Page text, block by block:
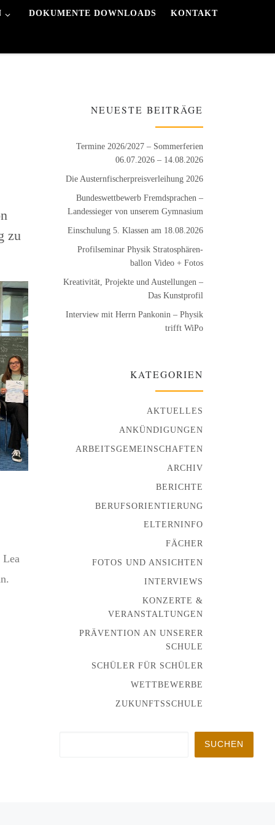
DOKUMENTE DOWNLOADS KONTAKT
zu
Lea
NEUESTE BEITRÄGE
Termine 2026/2027 – Sommerferien
06.07.2026 – 14.08.2026
Die Austernfischer­preisverleihung 2026
Bundeswett­bewerb Fremdsprachen –
Landessieger von unserem Gymnasium
Einschulung 5. Klassen am 18.08.2026
Profilseminar Physik Stratosphären­
ballon Video + Fotos
Kreativität, Projekte und Austellungen –
Das Kunstprofil
Interview mit Herrn Pankonin – Physik
trifft WiPo
KATEGORIEN
AKTUELLES
ANKÜNDIGUNGEN
ARBEITSGEMEINSCHAFTEN
ARCHIV
BERICHTE
BERUFSORIENTIERUNG
ELTERNINFO
FÄCHER
FOTOS UND ANSICHTEN
INTERVIEWS
KONZERTE &
VERANSTALTUNGEN
PRÄVENTION AN UNSERER
SCHULE
SCHÜLER FÜR SCHÜLER
WETTBEWERBE
ZUKUNFTSSCHULE
SUCHEN